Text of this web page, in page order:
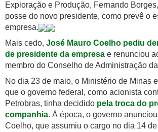
Exploração e Produção, Fernando
posse do novo presidente, como prevê o
empresa.
Mais cedo, José Mauro Coelho pediu
de presidente da empresa e renunciou
membro do Conselho de Administração
No dia 23 de maio, o Ministério de Minas
que o governo federal, como acionista
Petrobras, tinha decidido pela troca do
companhia. À época, o governo
Coelho, que assumiu o cargo no dia 14